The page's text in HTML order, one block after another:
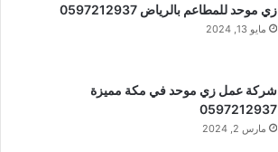
زي موحد للمطاعم بالرياض 0597212937
مايو 13, 2024
شركة عمل زي موحد في مكة مميزة
0597212937
مارس 2, 2024